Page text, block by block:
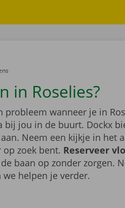
in Roselies?
probleem wanneer je in
bij jou in de buurt. Dockx
aan. Neem een kijkje in het
zoek bent. Reserveer
baan op zonder zorgen.
helpen je verder.